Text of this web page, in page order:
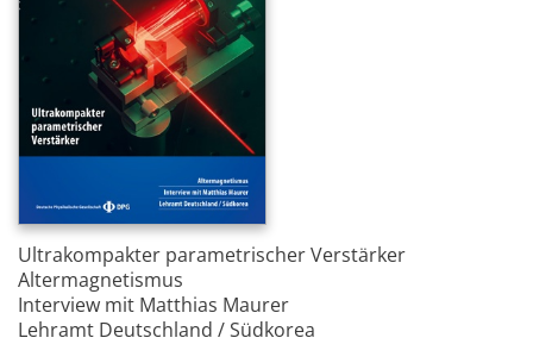
Ultrakompakter parametrischer Verstärker
Altermagnetismus
Interview mit Matthias Maurer
Lehramt Deutschland / Südkorea